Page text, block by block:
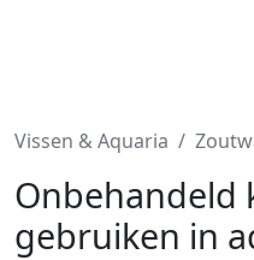
Vissen & Aquaria
Onbehandeld
gebruiken in